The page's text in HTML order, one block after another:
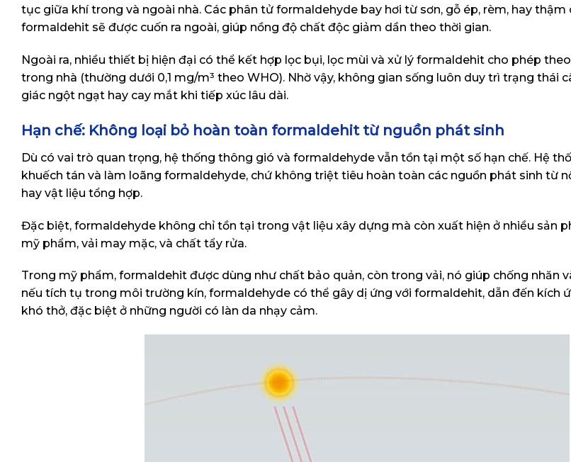
tục giữa khí trong và ngoài nhà. Các phân tử formaldehyde bay hơi từ sơn, gỗ ép, rèm, hay thậm
formaldehit sẽ được cuốn ra ngoài, giúp nồng độ chất độc giảm dần theo thời gian.
Ngoài ra, nhiều thiết bị hiện đại có thể kết hợp lọc bụi, lọc mùi và xử lý formaldehit cho phép
trong nhà (thường dưới 0,1 mg/m³ theo WHO). Nhờ vậy, không gian sống luôn duy trì trạng thái
giác ngột ngạt hay cay mắt khi tiếp xúc lâu dài.
Hạn chế: Không loại bỏ hoàn toàn formaldehit từ nguồn phát sinh
Dù có vai trò quan trọng, hệ thống thông gió và formaldehyde vẫn tồn tại một số hạn chế. Hệ
khuếch tán và làm loãng formaldehyde, chứ không triệt tiêu hoàn toàn các nguồn phát sinh từ
hay vật liệu tổng hợp.
Đặc biệt, formaldehyde không chỉ tồn tại trong vật liệu xây dựng mà còn xuất hiện ở nhiều sản
mỹ phẩm, vải may mặc, và chất tẩy rửa.
Trong mỹ phẩm, formaldehit được dùng như chất bảo quản, còn trong vải, nó giúp chống nhăn
nếu tích tụ trong môi trường kín, formaldehyde có thể gây dị ứng với formaldehit, dẫn đến kích
khó thở, đặc biệt ở những người có làn da nhạy cảm.